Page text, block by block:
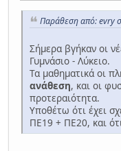
Παράθεση από: evry
Σήμερα βγήκαν οι
Γυμνάσιο - Λύκειο.
Τα μαθηματικά οι
ανάθεση, και οι
προτεραιότητα.
Υποθέτω ότι έχει
ΠΕ19 + ΠΕ20, και